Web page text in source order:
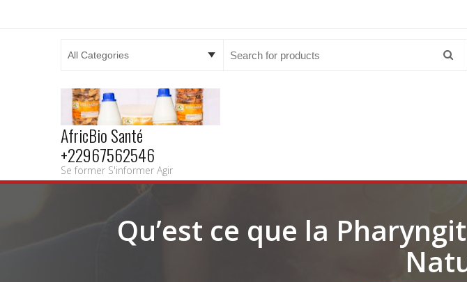
AfricBio Santé
+22967562546
Se former S'informer Agir
Qu’est ce que la